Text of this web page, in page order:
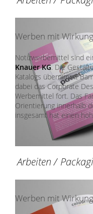
Werben mit Wirkung
Notizwerbemittel sind
Knauer KG. Die
Katalogs übernimmt
dabei das Corporate
Werbemittel fort. Das
Orientierung innerhalb
insgesamt hat einen
Werben mit Wirkung
Arbeiten/